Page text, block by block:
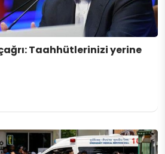
Taahhütlerinizi yerine